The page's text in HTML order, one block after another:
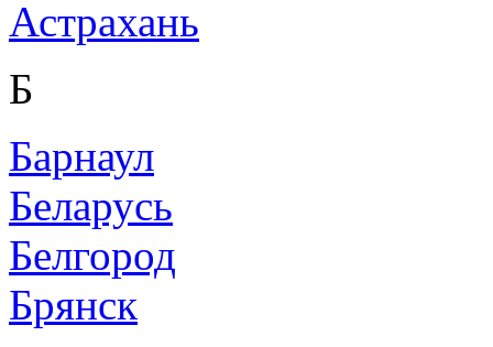
Астрахань
Б
Барнаул
Беларусь
Белгород
Брянск